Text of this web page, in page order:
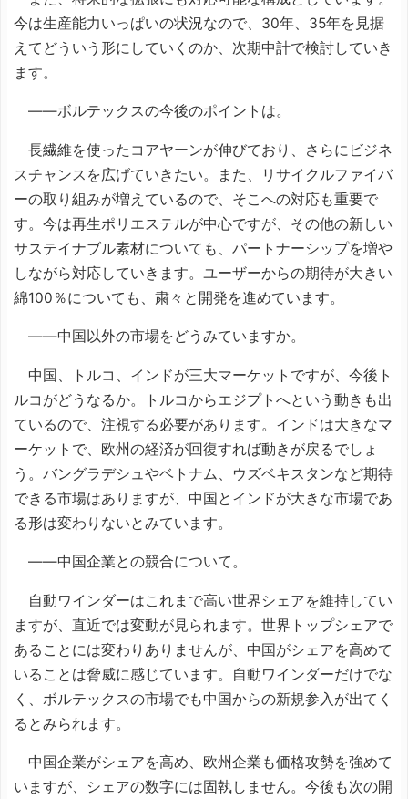
今は生産能力いっぱいの状況なので、30年、35年を見据
えてどういう形にしていくのか、次期中計で検討していき
ます。
――ボルテックスの今後のポイントは。
長繊維を使ったコアヤーンが伸びており、さらにビジネ
スチャンスを広げていきたい。また、リサイクルファイバ
ーの取り組みが増えているので、そこへの対応も重要で
す。今は再生ポリエステルが中心ですが、その他の新しい
サステイナブル素材についても、パートナーシップを増や
しながら対応していきます。ユーザーからの期待が大きい
綿100％についても、粛々と開発を進めています。
――中国以外の市場をどうみていますか。
中国、トルコ、インドが三大マーケットですが、今後ト
ルコがどうなるか。トルコからエジプトへという動きも出
ているので、注視する必要があります。インドは大きなマ
ーケットで、欧州の経済が回復すれば動きが戻るでしょ
う。バングラデシュやベトナム、ウズベキスタンなど期待
できる市場はありますが、中国とインドが大きな市場であ
る形は変わりないとみています。
――中国企業との競合について。
自動ワインダーはこれまで高い世界シェアを維持してい
ますが、直近では変動が見られます。世界トップシェアで
あることには変わりありませんが、中国がシェアを高めて
いることは脅威に感じています。自動ワインダーだけでな
く、ボルテックスの市場でも中国からの新規参入が出てく
るとみられます。
中国企業がシェアを高め、欧州企業も価格攻勢を強めて
いますが、シェアの数字には固執しません。今後も次の開